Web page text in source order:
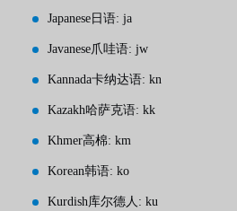
Japanese日语: ja
Javanese爪哇语: jw
Kannada卡纳达语: kn
Kazakh哈萨克语: kk
Khmer高棉: km
Korean韩语: ko
Kurdish库尔德人: ku